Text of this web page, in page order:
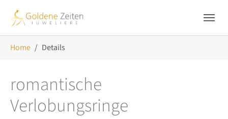
Home Details
romantische
Verlobungsringe